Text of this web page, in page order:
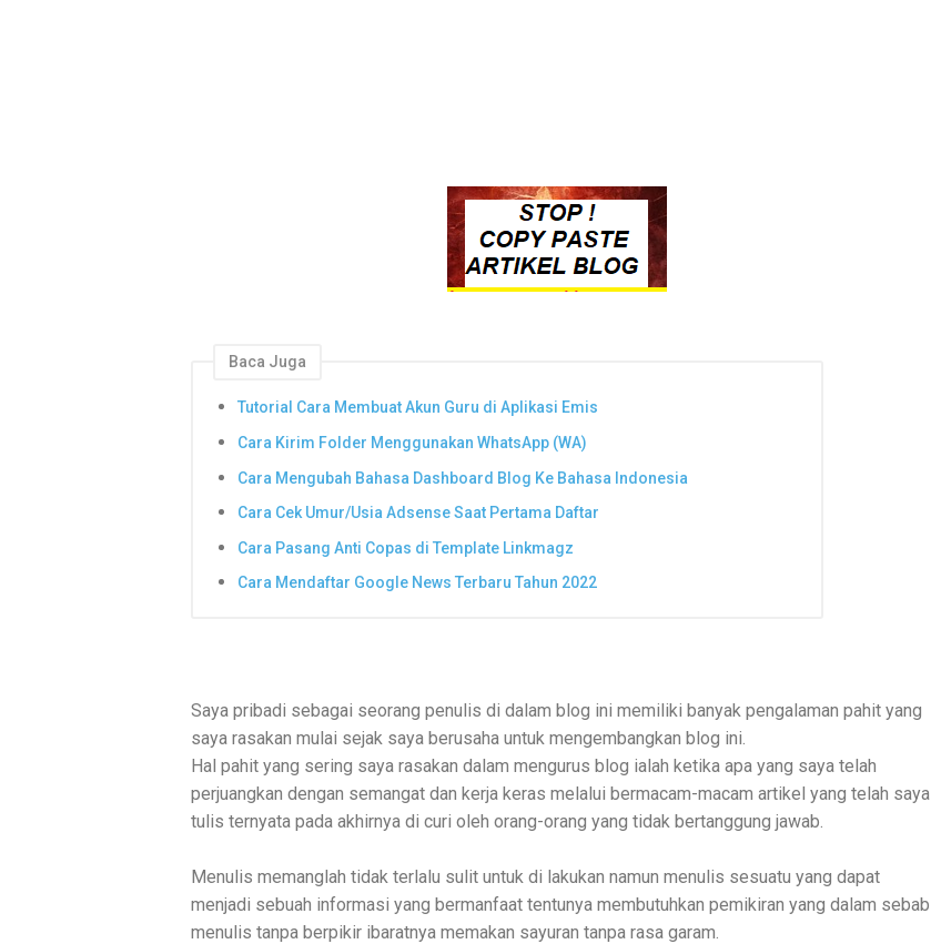
Baca Juga
Tutorial Cara Membuat Akun Guru di Aplikasi Emis
Cara Kirim Folder Menggunakan WhatsApp (WA)
Cara Mengubah Bahasa Dashboard Blog Ke Bahasa Indonesia
Cara Cek Umur/Usia Adsense Saat Pertama Daftar
Cara Pasang Anti Copas di Template Linkmagz
Cara Mendaftar Google News Terbaru Tahun 2022
Saya pribadi sebagai seorang penulis di dalam blog ini memiliki banyak pengalaman pahit yang
saya rasakan mulai sejak saya berusaha untuk mengembangkan blog ini.
Hal pahit yang sering saya rasakan dalam mengurus blog ialah ketika apa yang saya telah
perjuangkan dengan semangat dan kerja keras melalui bermacam-macam artikel yang telah saya
tulis ternyata pada akhirnya di curi oleh orang-orang yang tidak bertanggung jawab.
Menulis memanglah tidak terlalu sulit untuk di lakukan namun menulis sesuatu yang dapat
menjadi sebuah informasi yang bermanfaat tentunya membutuhkan pemikiran yang dalam sebab
menulis tanpa berpikir ibaratnya memakan sayuran tanpa rasa garam.